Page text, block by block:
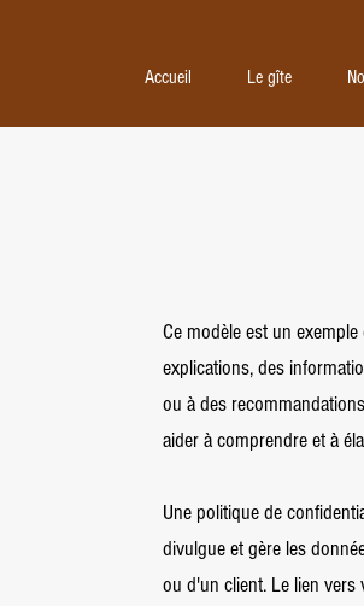
Accueil Le gîte
Ce modèle est un
explications, des
ou à des
aider à comprendre et à
Une politique de
divulgue et gère les
ou d'un client. Le lien vers
Le gîte